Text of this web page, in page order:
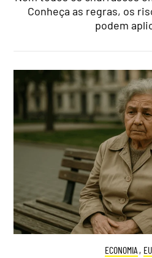
Conheça as regras, os
podem
ECONOMIA ,